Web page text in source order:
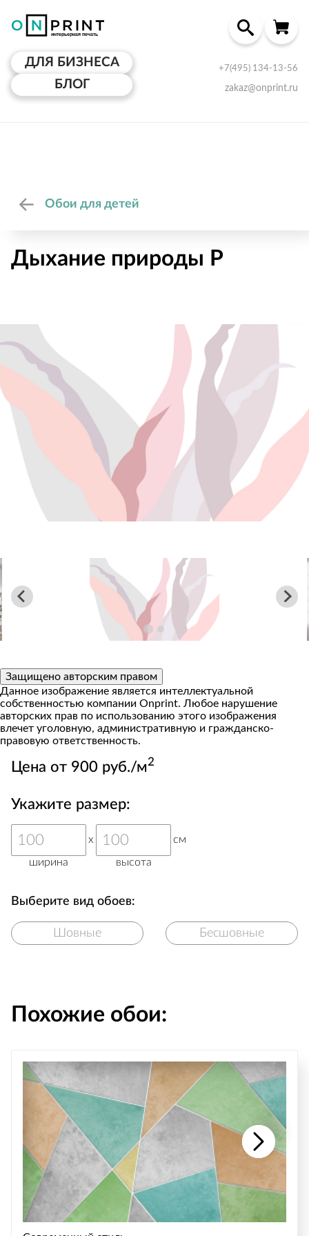
ДЛЯ БИЗНЕСА
БЛОГ
+7(495) 134-13-56
zakaz@onprint.ru
Обои для детей
Дыхание природы P
Защищено авторским правом
Данное изображение является интеллектуальной
собственностью компании Onprint. Любое нарушение
авторских прав по использованию этого изображения
влечет уголовную, административную и гражданско-
правовую ответственность.
Цена от 900 руб./м2
Укажите размер:
ширина
x
высота
см
Выберите вид обоев:
Шовные Бесшовные
Похожие обои: